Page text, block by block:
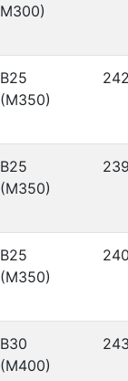
М300)
В25
(М350)
В25
(М350)
В25
(М350)
В30
(М400)